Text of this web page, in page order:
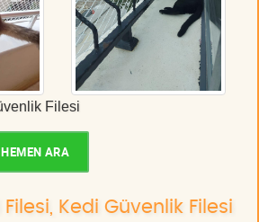
Filesi
ARA
Kedi Güvenlik Filesi